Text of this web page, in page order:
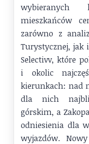
wybieranych
mieszkańców
zarówno z
Turystycznej, jak
Selectivv, które
i okolic
kierunkach: nad
dla nich
górskim, a
odniesienia dla
wyjazdów.